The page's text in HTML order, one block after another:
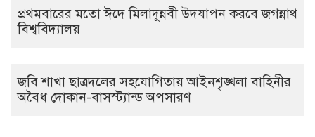
প্রথমবারের মতো ঈদে মিলাদুন্নবী উদযাপন করবে জগন্নাথ
বিশ্ববিদ্যালয়
জবি শাখা ছাত্রদলের সহযোগিতায় আইনশৃঙ্খলা বাহিনীর
অবৈধ দোকান-বাসস্ট্যান্ড অপসারণ